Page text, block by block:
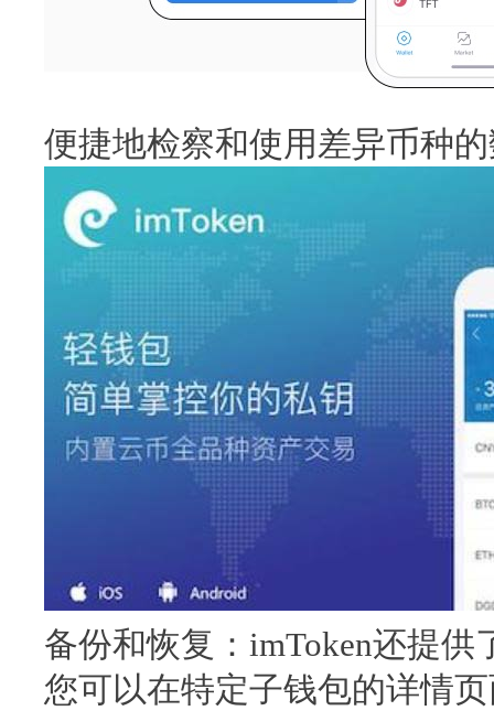
便捷地检察和使用差异币种
备份和恢复：imToken还提
您可以在特定子钱包的详情